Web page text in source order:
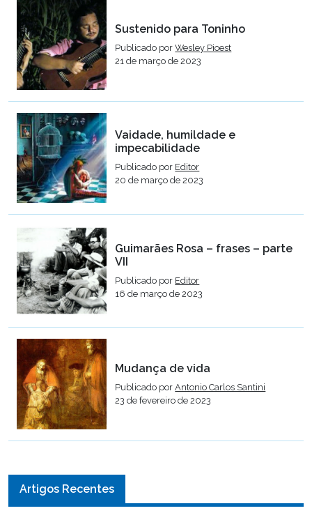
Sustenido para Toninho
Publicado porWesley Pioest
21 de março de 2023
Vaidade, humildade e
impecabilidade
Publicado por Editor
20 de março de 2023
Guimarães Rosa – frases – parte
VII
Publicado por Editor
16 de março de 2023
Mudança de vida
Publicado porAntonio Carlos Santini
23 de fevereiro de 2023
Artigos Recentes